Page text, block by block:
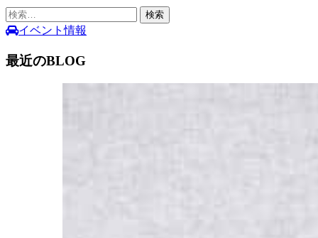
検
索:イベント情報
最近のBLOG